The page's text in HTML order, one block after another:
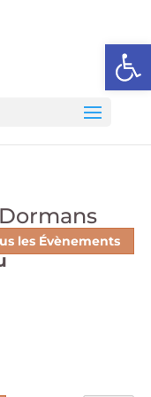
Ouvrir
les Évènements